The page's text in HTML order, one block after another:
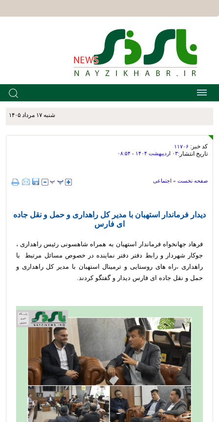
شنبه ۱۷ مرداد ۱۴۰۵
کد خبر: ۱۱۷۰۶
تاریخ انتشار:۰۳ ارديبهشت ۱۴۰۴ - ۰۸:۵۴
صفحه نخست » اجتماعی
دیدار فرماندار استهبان با مدیر کل راهداری و حمل و نقل جاده
ای فارس
فرهاد جهانخواه فرماندار استهبان به همراه شاهسونی رئیس راهداری ،
جوکار شهردار و رابط دفتر دفتر نماينده در خصوص مسائل مرتبط با
راهداری ،راه های روستایی و ترمینال استهبان با مدیر کل راهداری و
حمل و نقل جاده ای فارس دیدار و گفتگو کردند.